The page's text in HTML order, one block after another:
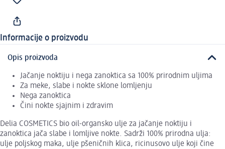
Informacije o proizvodu
Opis proizvoda
Jačanje noktiju i nega zanoktica sa 100% prirodnim uljima
Za meke, slabe i nokte sklone lomljenju
Nega zanoktica
Čini nokte sjajnim i zdravim
Delia COSMETICS bio oil-organsko ulje za jačanje noktiju i
zanoktica jača slabe i lomljive nokte. Sadrži 100% prirodna ulja:
ulje poljskog maka, ulje pšeničnih klica, ricinusovo ulje koji čine